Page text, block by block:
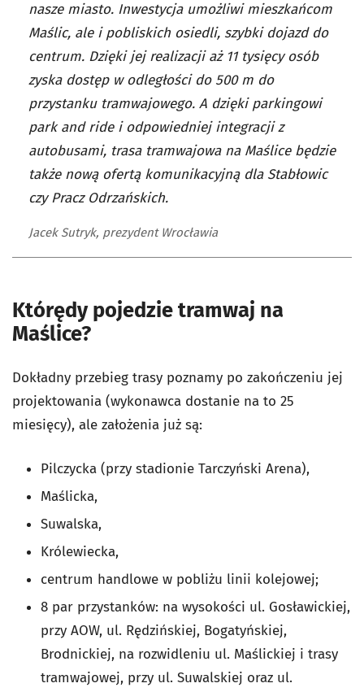
nasze miasto. Inwestycja umożliwi mieszkańcom
Maślic, ale i pobliskich osiedli, szybki dojazd do
centrum. Dzięki jej realizacji aż 11 tysięcy osób
zyska dostęp w odległości do 500 m do
przystanku tramwajowego. A dzięki parkingowi
park and ride i odpowiedniej integracji z
autobusami, trasa tramwajowa na Maślice będzie
także nową ofertą komunikacyjną dla Stabłowic
czy Pracz Odrzańskich.
Jacek Sutryk, prezydent Wrocławia
Którędy pojedzie tramwaj na
Maślice?
Dokładny przebieg trasy poznamy po zakończeniu jej
projektowania (wykonawca dostanie na to 25
miesięcy), ale założenia już są:
Pilczycka (przy stadionie Tarczyński Arena),
Maślicka,
Suwalska,
Królewiecka,
centrum handlowe w pobliżu linii kolejowej;
8 par przystanków: na wysokości ul. Gosławickiej,
przy AOW, ul. Rędzińskiej, Bogatyńskiej,
Brodnickiej, na rozwidleniu ul. Maślickiej i trasy
tramwajowej, przy ul. Suwalskiej oraz ul.